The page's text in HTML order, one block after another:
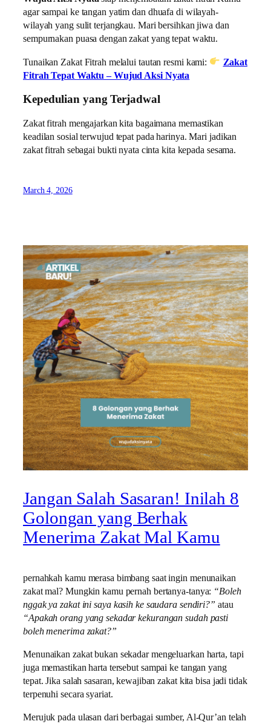
agar sampai ke tangan yatim dan dhuafa di wilayah-
wilayah yang sulit terjangkau. Mari bersihkan jiwa dan
sempurnakan puasa dengan zakat yang tepat waktu.
Tunaikan Zakat Fitrah melalui tautan resmi kami:
Zakat
Fitrah Tepat Waktu – Wujud Aksi Nyata
Kepedulian yang Terjadwal
Zakat fitrah mengajarkan kita bagaimana memastikan
keadilan sosial terwujud tepat pada harinya. Mari jadikan
zakat fitrah sebagai bukti nyata cinta kita kepada sesama.
March 4, 2026
Jangan Salah Sasaran! Inilah 8
Golongan yang Berhak
Menerima Zakat Mal Kamu
pernahkah kamu merasa bimbang saat ingin menunaikan
zakat mal? Mungkin kamu pernah bertanya-tanya: “Boleh
nggak ya zakat ini saya kasih ke saudara sendiri?” atau
“Apakah orang yang sekadar kekurangan sudah pasti
boleh menerima zakat?”
Menunaikan zakat bukan sekadar mengeluarkan harta, tapi
juga memastikan harta tersebut sampai ke tangan yang
tepat. Jika salah sasaran, kewajiban zakat kita bisa jadi tidak
terpenuhi secara syariat.
Merujuk pada ulasan dari berbagai sumber, Al-Qur’an telah